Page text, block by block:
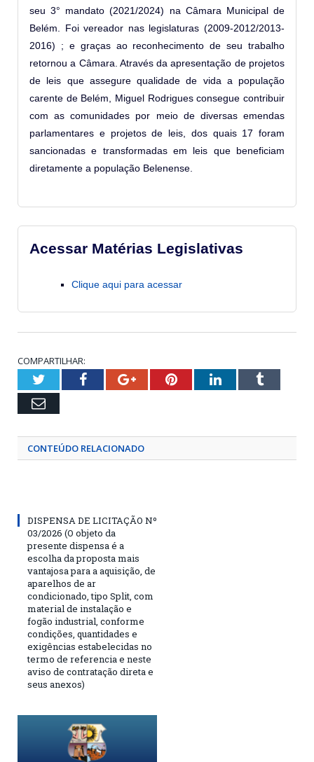
seu 3° mandato (2021/2024) na Câmara Municipal de
Belém. Foi vereador nas legislaturas (2009-2012/2013-
2016) ; e graças ao reconhecimento de seu trabalho
retornou a Câmara. Através da apresentação de projetos
de leis que assegure qualidade de vida a população
carente de Belém, Miguel Rodrigues consegue contribuir
com as comunidades por meio de diversas emendas
parlamentares e projetos de leis, dos quais 17 foram
sancionadas e transformadas em leis que beneficiam
diretamente a população Belenense.
Acessar Matérias Legislativas
Clique aqui para acessar
COMPARTILHAR:
TwitterFacebookGoogle+PinterestLinkedInTumblr
Email
CONTEÚDO RELACIONADO
DISPENSA DE LICITAÇÃO Nº
03/2026 (O objeto da
presente dispensa é a
escolha da proposta mais
vantajosa para a aquisição, de
aparelhos de ar
condicionado, tipo Split, com
material de instalação e
fogão industrial, conforme
condições, quantidades e
exigências estabelecidas no
termo de referencia e neste
aviso de contratação direta e
seus anexos)